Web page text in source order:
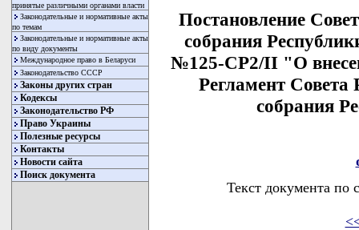
принятые различными органами власти
Законодательные и нормативные акты
по темам
Законодательные и нормативные акты
по виду документы
Международное право в Беларуси
Законодательство СССР
Законы других стран
Кодексы
Законодательство РФ
Право Украины
Полезные ресурсы
Контакты
Новости сайта
Поиск документа
Постановление
собрания
№125-СР2/II "О
Регламент Совета
собрания
Текст документа по